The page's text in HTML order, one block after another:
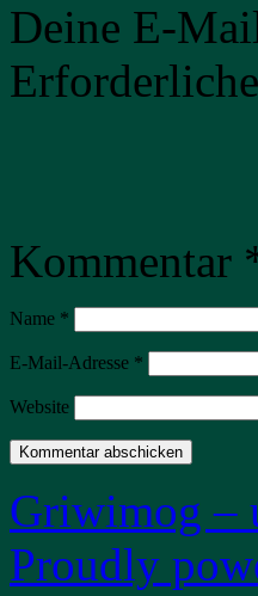
Deine E-
Kommentar
Name *
E-Mail-Adresse *
Website
Griwimog –
Proudly